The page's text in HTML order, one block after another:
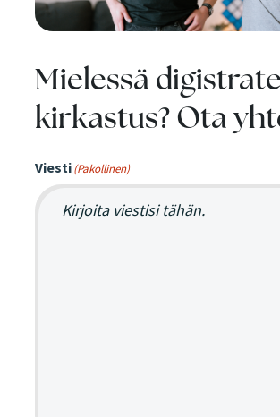
Mielessä
kirkastus? Ota
Viesti(Pakollinen)